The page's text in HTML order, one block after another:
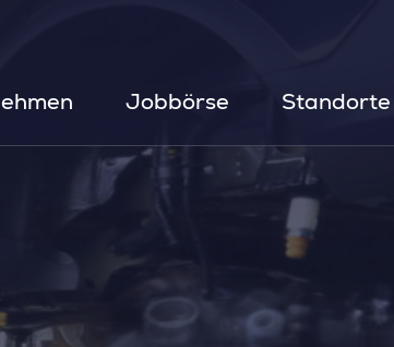
Jobbörse Standorte